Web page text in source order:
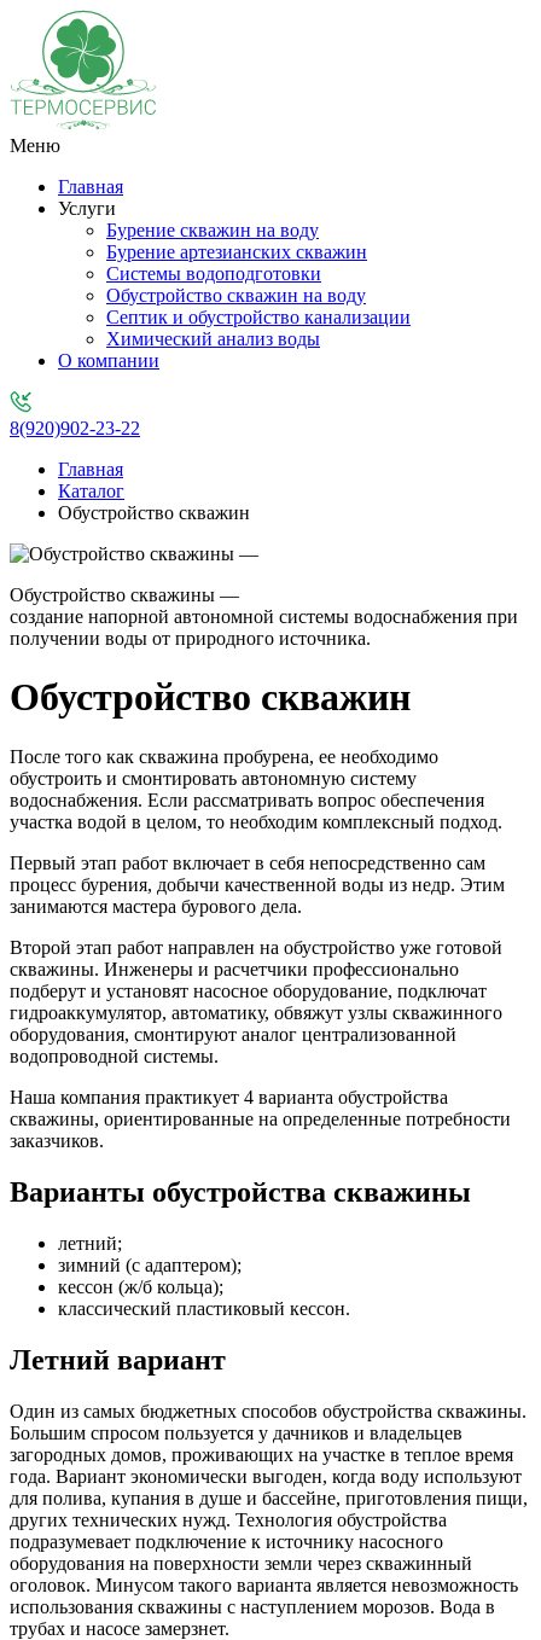
Меню
Главная
Услуги
Бурение скважин на воду
Бурение артезианских скважин
Системы водоподготовки
Обустройство скважин на воду
Септик и обустройство канализации
Химический анализ воды
О компании
8(920)902-23-22
Главная
Каталог
Обустройство скважин
Обустройство скважины —
создание напорной автономной системы водоснабжения при
получении воды от природного источника.
Обустройство скважин
После того как скважина пробурена, ее необходимо
обустроить и смонтировать автономную систему
водоснабжения. Если рассматривать вопрос обеспечения
участка водой в целом, то необходим комплексный подход.
Первый этап работ включает в себя непосредственно сам
процесс бурения, добычи качественной воды из недр. Этим
занимаются мастера бурового дела.
Второй этап работ направлен на обустройство уже готовой
скважины. Инженеры и расчетчики профессионально
подберут и установят насосное оборудование, подключат
гидроаккумулятор, автоматику, обвяжут узлы скважинного
оборудования, смонтируют аналог централизованной
водопроводной системы.
Наша компания практикует 4 варианта обустройства
скважины, ориентированные на определенные потребности
заказчиков.
Варианты обустройства скважины
летний;
зимний (с адаптером);
кессон (ж/б кольца);
классический пластиковый кессон.
Летний вариант
Один из самых бюджетных способов обустройства скважины.
Большим спросом пользуется у дачников и владельцев
загородных домов, проживающих на участке в теплое время
года. Вариант экономически выгоден, когда воду используют
для полива, купания в душе и бассейне, приготовления пищи,
других технических нужд. Технология обустройства
подразумевает подключение к источнику насосного
оборудования на поверхности земли через скважинный
оголовок. Минусом такого варианта является невозможность
использования скважины с наступлением морозов. Вода в
трубах и насосе замерзнет.